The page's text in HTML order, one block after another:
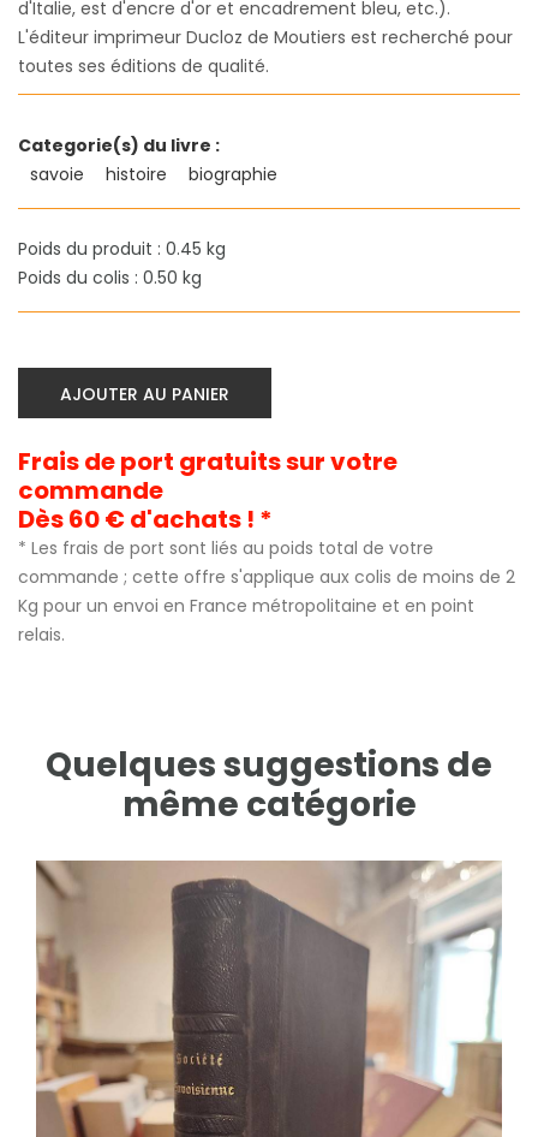
d'Italie, est d'encre d'or et encadrement bleu, etc.).
L'éditeur imprimeur Ducloz de Moutiers est recherché pour
toutes ses éditions de qualité.
Categorie(s) du livre :
savoie
histoire biographie
Poids du produit : 0.45 kg
Poids du colis : 0.50 kg
AJOUTER AU PANIER
Frais de port gratuits sur votre
commande
Dès 60 € d'achats ! *
* Les frais de port sont liés au poids total de votre
commande ; cette offre s'applique aux colis de moins de 2
Kg pour un envoi en France métropolitaine et en point
relais.
Quelques suggestions de
même catégorie